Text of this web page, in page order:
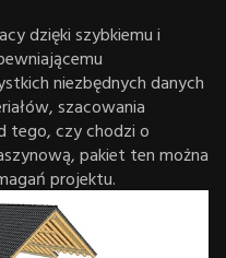
dzięki szybkiemu i
niezbędnych danych
szacowania
tego, czy chodzi o
pakiet ten można
projektu.